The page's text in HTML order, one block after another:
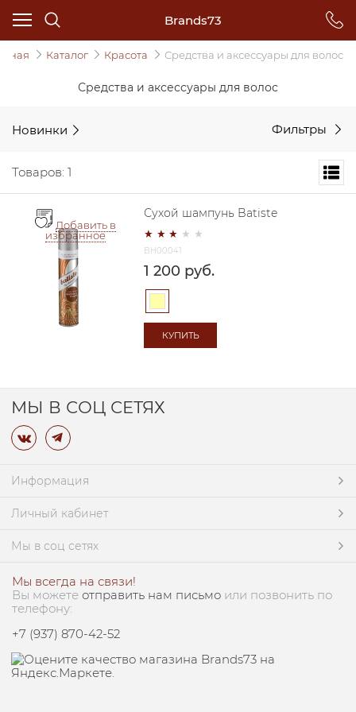
Brands73
Каталог Красота Средства и аксессуары для волос
Средства и аксессуары для волос
Новинки Фильтры
Товаров: 1
Добавить в
избранное
BH00041
Сухой шампунь Batiste
1 200 руб.
КУПИТЬ
МЫ В СОЦ СЕТЯХ
Информация
Личный кабинет
Мы в соц сетях
Мы всегда на связи!
Вы можете отправить нам письмо или позвонить по
телефону:
+7 (937) 870-42-52